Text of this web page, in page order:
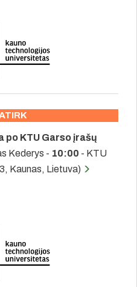
po KTU Garso įrašų
Kederys - 10:00 - KTU
Kaunas, Lietuva)